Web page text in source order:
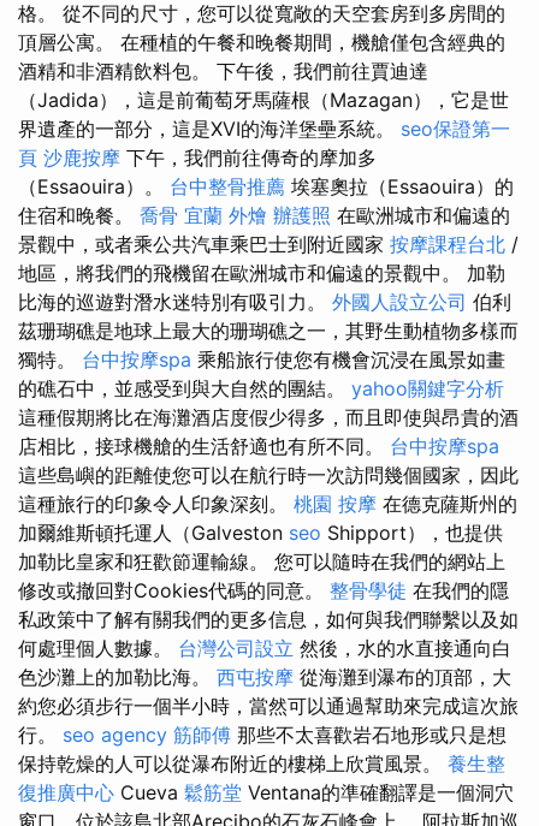
格。 從不同的尺寸，您可以從寬敞的天空套房到多房間的
頂層公寓。 在種植的午餐和晚餐期間，機艙僅包含經典的
酒精和非酒精飲料包。 下午後，我們前往賈迪達
（Jadida），這是前葡萄牙馬薩根（Mazagan），它是世
界遺產的一部分，這是XVI的海洋堡壘系統。 seo保證第一
頁 沙鹿按摩 下午，我們前往傳奇的摩加多
（Essaouira）。 台中整骨推薦 埃塞奧拉（Essaouira）的
住宿和晚餐。 喬骨 宜蘭 外燴 辦護照 在歐洲城市和偏遠的
景觀中，或者乘公共汽車乘巴士到附近國家 按摩課程台北 /
地區，將我們的飛機留在歐洲城市和偏遠的景觀中。 加勒
比海的巡遊對潛水迷特別有吸引力。 外國人設立公司 伯利
茲珊瑚礁是地球上最大的珊瑚礁之一，其野生動植物多樣而
獨特。 台中按摩spa 乘船旅行使您有機會沉浸在風景如畫
的礁石中，並感受到與大自然的團結。 yahoo關鍵字分析
這種假期將比在海灘酒店度假少得多，而且即使與昂貴的酒
店相比，接球機艙的生活舒適也有所不同。 台中按摩spa
這些島嶼的距離使您可以在航行時一次訪問幾個國家，因此
這種旅行的印象令人印象深刻。 桃園 按摩 在德克薩斯州的
加爾維斯頓托運人（Galveston seo Shipport），也提供
加勒比皇家和狂歡節運輸線。 您可以隨時在我們的網站上
修改或撤回對Cookies代碼的同意。 整骨學徒 在我們的隱
私政策中了解有關我們的更多信息，如何與我們聯繫以及如
何處理個人數據。 台灣公司設立 然後，水的水直接通向白
色沙灘上的加勒比海。 西屯按摩 從海灘到瀑布的頂部，大
約您必須步行一個半小時，當然可以通過幫助來完成這次旅
行。 seo agency 筋師傅 那些不太喜歡岩石地形或只是想
保持乾燥的人可以從瀑布附近的樓梯上欣賞風景。 養生整
復推廣中心 Cueva 鬆筋堂 Ventana的準確翻譯是一個洞穴
窗口，位於該島北部Arecibo的石灰石峰會上。 阿拉斯加巡